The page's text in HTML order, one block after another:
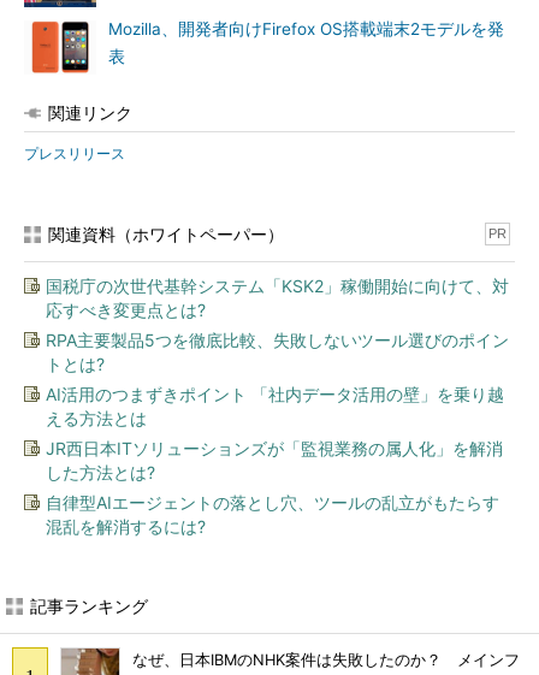
Mozilla、開発者向けFirefox OS搭載端末2モデルを発
表
関連リンク
プレスリリース
関連資料（ホワイトペーパー） PR
国税庁の次世代基幹システム「KSK2」稼働開始に向けて、対
応すべき変更点とは?
RPA主要製品5つを徹底比較、失敗しないツール選びのポイン
トとは?
AI活用のつまずきポイント 「社内データ活用の壁」を乗り越
える方法とは
JR西日本ITソリューションズが「監視業務の属人化」を解消
した方法とは?
自律型AIエージェントの落とし穴、ツールの乱立がもたらす
混乱を解消するには?
記事ランキング
なぜ、日本IBMのNHK案件は失敗したのか？ メインフ